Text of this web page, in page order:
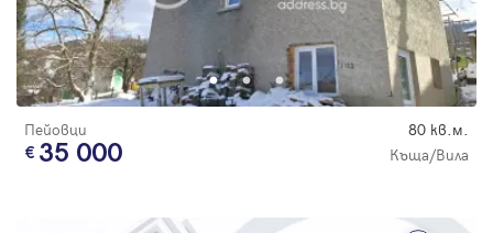
Пейовци 80 кв.м.
35 000 Къща/Вила